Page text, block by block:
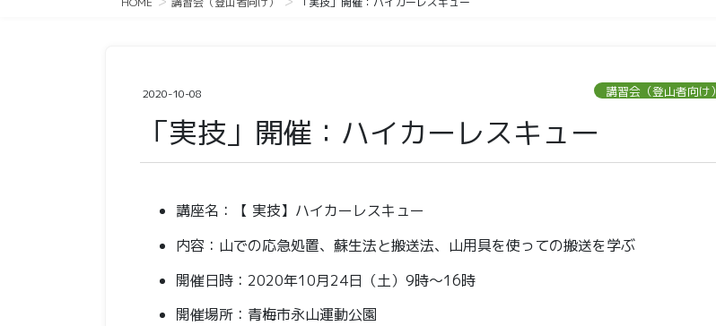
2020-10-08 講習会（登山者向け）
「実技」開催：ハイカーレスキュー
講座名：【 実技】ハイカーレスキュー
内容：山での応急処置、蘇生法と搬送法、山用具を使っての搬送を学ぶ
開催日時：2020年10月24日（土）9時〜16時
開催場所：青梅市永山運動公園